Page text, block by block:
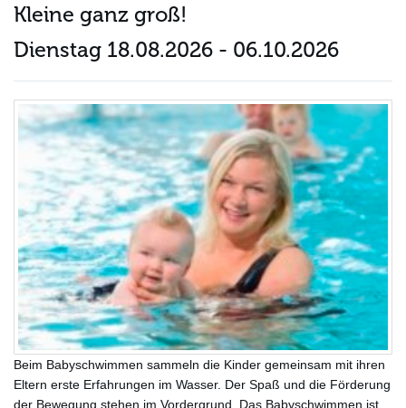
Kleine ganz groß!
Dienstag 18.08.2026 - 06.10.2026
Beim Babyschwimmen sammeln die Kinder gemeinsam mit ihren
Eltern erste Erfahrungen im Wasser. Der Spaß und die Förderung
der Bewegung stehen im Vordergrund. Das Babyschwimmen ist